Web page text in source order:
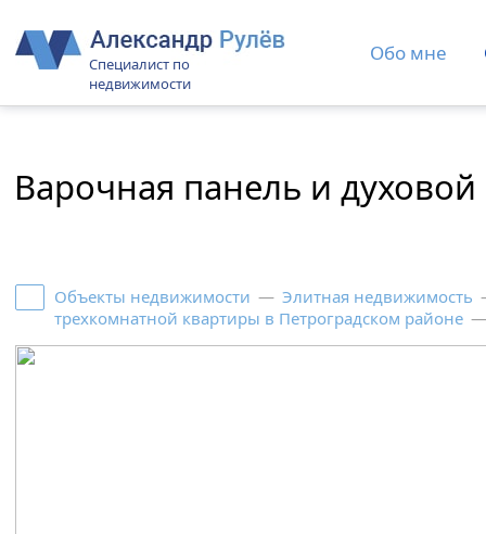
Специалист по
недвижимости
Обо мне
Варочная панель и
Объекты недвижимости — Элитная недвижимость
трехкомнатной квартиры в Петроградском районе